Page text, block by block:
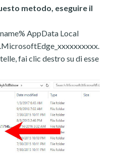
metodo, eseguire il
AppData Local
fai clic destro su di esse